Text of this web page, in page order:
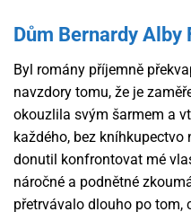
Dům Bernardy Alby
Byl romány příjemně
navzdory tomu, že je
okouzlila svým šarmem a
každého, bez kníhkupectvo
donutil konfrontovat mé
náročné a podnětné
přetrvávalo dlouho po tom,